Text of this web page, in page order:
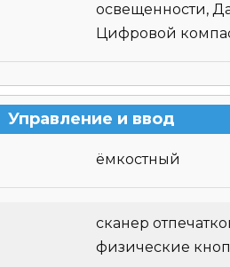
освещенности,
Цифровой
Управление и ввод
ёмкостный
сканер
физические